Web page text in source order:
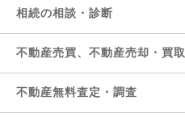
相続の相談・診断
不動産売買、不動産売却・買取
不動産無料査定・調査